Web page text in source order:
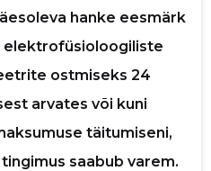
hanke eesmärk
elektrofüsioloogiliste
ostmiseks 24
arvates või kuni
täitumiseni,
saabub varem.